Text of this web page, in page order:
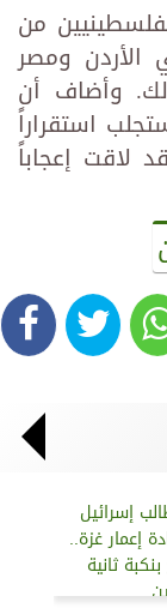
من
الأردن ومصر
وأضاف أن
استقراراً
لاقت إعجاباً
إسرائيل
إعمار غزة..
ثانية